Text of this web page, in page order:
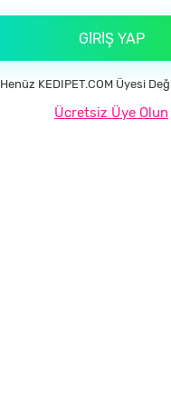
GIRIŞ YAP
Henüz KEDIPET.COM Üyesi
Ücretsiz Üye Olun